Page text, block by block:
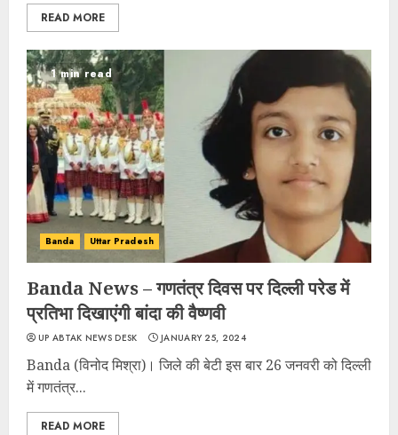
READ MORE
1 min read
Banda Uttar Pradesh
Banda News – गणतंत्र दिवस पर दिल्ली परेड में
प्रतिभा दिखाएंगी बांदा की वैष्णवी
UP ABTAK NEWS DESK JANUARY 25, 2024
Banda (विनोद मिश्रा)। जिले की बेटी इस बार 26 जनवरी को दिल्ली
में गणतंत्र...
READ MORE